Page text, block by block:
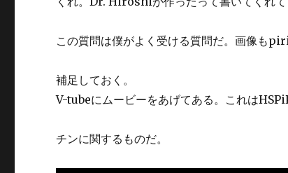
この質問は僕がよく受ける質問だ。画像も
補足しておく。
V-tubeにムービーをあげてある。これは
チンに関するものだ。